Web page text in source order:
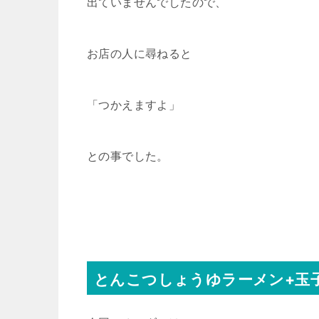
お店の人に尋ねると
「つかえますよ」
との事でした。
とんこつしょうゆラーメン+玉